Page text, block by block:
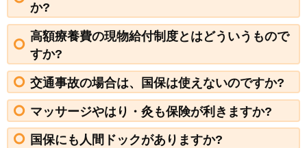
か?
高額療養費の現物給付制度とはどういうもので
すか?
交通事故の場合は、国保は使えないのですか?
マッサージやはり・灸も保険が利きますか?
国保にも人間ドックがありますか?